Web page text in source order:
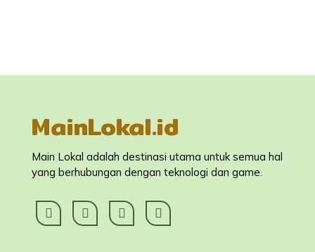
MainLokal.id
Main Lokal adalah destinasi utama untuk semua hal
yang berhubungan dengan teknologi dan game.